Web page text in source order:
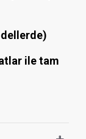
ile tam